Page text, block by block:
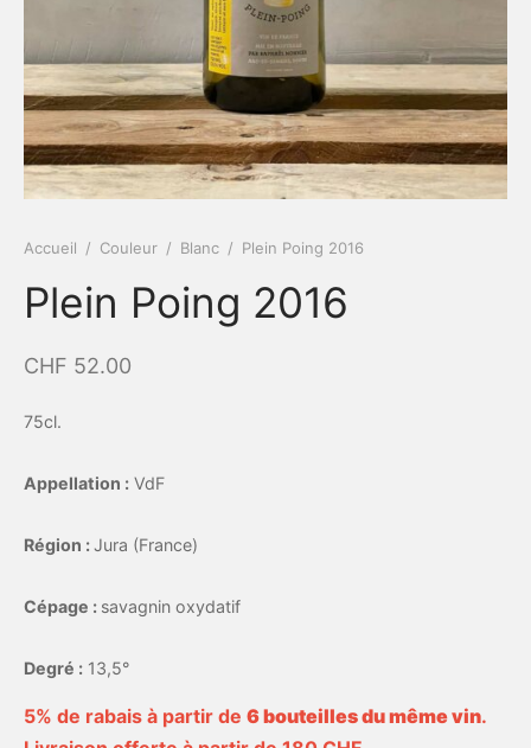
Accueil / Couleur / Blanc / Plein Poing 2016
Plein Poing 2016
CHF 52.00
75cl.
Appellation : VdF
Région :Jura (France)
Cépage : savagnin oxydatif
Degré : 13,5°
5% de rabais à partir de 6 bouteilles du même vin.